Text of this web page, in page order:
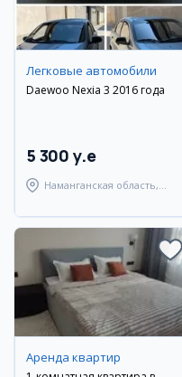
Легковые автомобили
Daewoo Nexia 3 2016 года
5 300 y.e
Наманганская область,
Аренда квартир